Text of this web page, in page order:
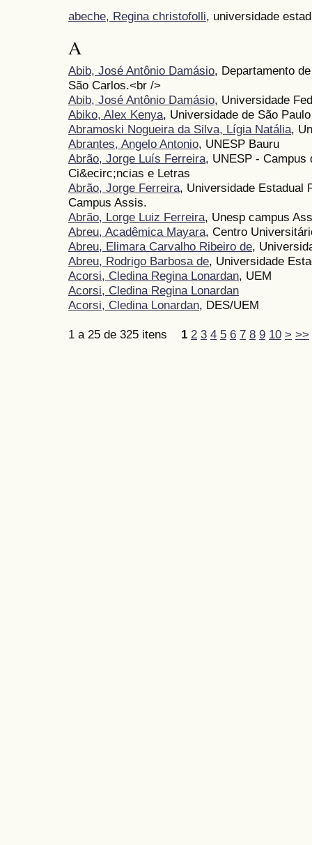
abeche, Regina christofolli, universidade
A
Abib, José Antônio Damásio, Departamento
São Carlos.<br />
Abib, José Antônio Damásio, Universidade
Abiko, Alex Kenya, Universidade de São
Abramoski Nogueira da Silva, Lígia Natália,
Abrantes, Angelo Antonio, UNESP Bauru
Abrão, Jorge Luís Ferreira, UNESP - Campus
Ci&ecirc;ncias e Letras
Abrão, Jorge Ferreira, Universidade Estadual
Campus Assis.
Abrão, Lorge Luiz Ferreira, Unesp campus
Abreu, Acadêmica Mayara, Centro
Abreu, Elimara Carvalho Ribeiro de,
Abreu, Rodrigo Barbosa de, Universidade
Acorsi, Cledina Regina Lonardan, UEM
Acorsi, Cledina Regina Lonardan
Acorsi, Cledina Lonardan, DES/UEM
1 a 25 de 325 itens 1 2 3 4 5 6 7 8 9 10 > >>